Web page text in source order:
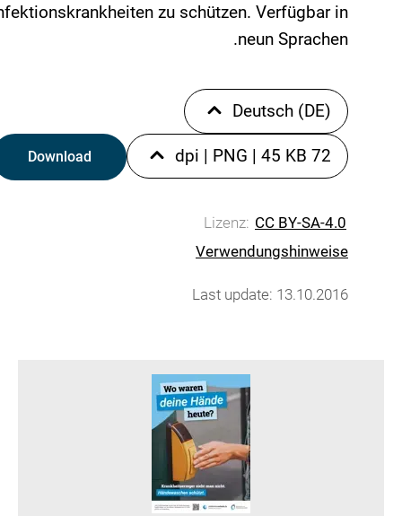
zu schützen. Verfügbar in
neun Sprachen.
Deutsch (DE)
72 dpi
| PNG | 45 KB
Download
Lizenz: CC BY-SA-4.0
Verwendungshinweise
Last update: 13.10.2016